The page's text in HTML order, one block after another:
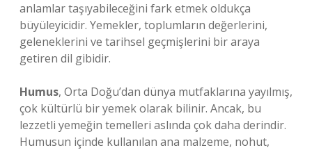
anlamlar taşıyabileceğini fark etmek oldukça
büyüleyicidir. Yemekler, toplumların değerlerini,
geleneklerini ve tarihsel geçmişlerini bir araya
getiren dil gibidir.
Humus, Orta Doğu’dan dünya mutfaklarına yayılmış,
çok kültürlü bir yemek olarak bilinir. Ancak, bu
lezzetli yemeğin temelleri aslında çok daha derindir.
Humusun içinde kullanılan ana malzeme, nohut,